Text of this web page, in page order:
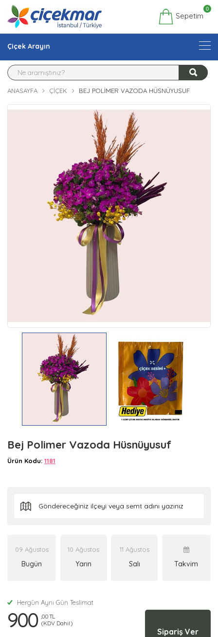
Sepetim
0
Çiçek Arayın
ANASAYFA ÇIÇEK BEJ POLIMER VAZODA HÜSNÜYUSUF
Bej Polimer Vazoda Hüsnüyusuf
Ürün Kodu: 1181
09 Ağustos
Bugün
10 Ağustos
Yarın
11 Ağustos
Salı Takvim
Hergün Aynı Gün Teslimat
900 ,00 TL
(KDV Dahil)
Sipariş Ver